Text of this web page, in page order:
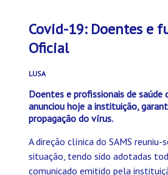
Covid-19: Doentes e
Oficial
LUSA
Doentes e profissionais de
anunciou hoje a instituição,
propagação do vírus.
A direção clínica do SAMS
situação, tendo sido adotadas
comunicado emitido pela